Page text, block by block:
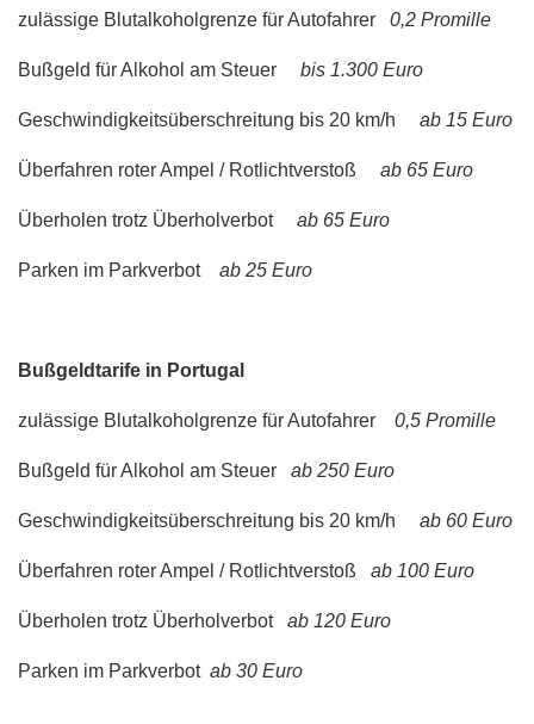
zulässige Blutalkoholgrenze für Autofahrer 0,2 Promille
Bußgeld für Alkohol am Steuer bis 1.300 Euro
Geschwindigkeitsüberschreitung bis 20 km/h ab 15 Euro
Überfahren roter Ampel / Rotlichtverstoß ab 65 Euro
Überholen trotz Überholverbot ab 65 Euro
Parken im Parkverbot ab 25 Euro
Bußgeldtarife in Portugal
zulässige Blutalkoholgrenze für Autofahrer 0,5 Promille
Bußgeld für Alkohol am Steuer ab 250 Euro
Geschwindigkeitsüberschreitung bis 20 km/h ab 60 Euro
Überfahren roter Ampel / Rotlichtverstoß ab 100 Euro
Überholen trotz Überholverbot ab 120 Euro
Parken im Parkverbot ab 30 Euro